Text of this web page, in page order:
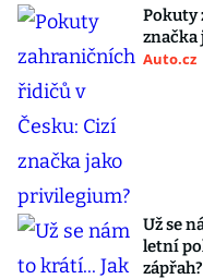
Pokuty
značka
Auto.cz
Už se
letní
zápřah?